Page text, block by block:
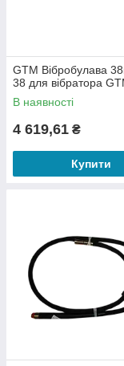
GTM Вібробулава
38 для вібратора
В наявності
4 619,61 ₴
Купити